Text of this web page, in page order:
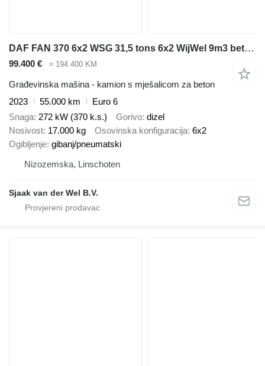
DAF FAN 370 6x2 WSG 31,5 tons 6x2 WijWel 9m3 betonmixer
99.400 € ≈ 194.400 KM
Građevinska mašina - kamion s mješalicom za beton
2023
55.000 km
Euro 6
Snaga 272 kW (370 k.s.) Gorivo dizel
Nosivost 17.000 kg Osovinska konfiguracija 6x2
Ogibljenje gibanj/pneumatski
Nizozemska, Linschoten
Sjaak van der Wel B.V.